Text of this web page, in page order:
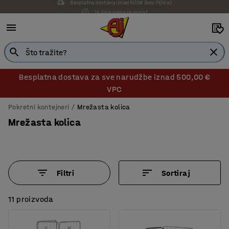
14 dana prava na povrat
Besplatna dostava za sve narudžbe iznad 500,00 €
VPC
Pokretni kontejneri Mrežasta kolica
Mrežasta kolica
Filtri Sortiraj
11 proizvoda